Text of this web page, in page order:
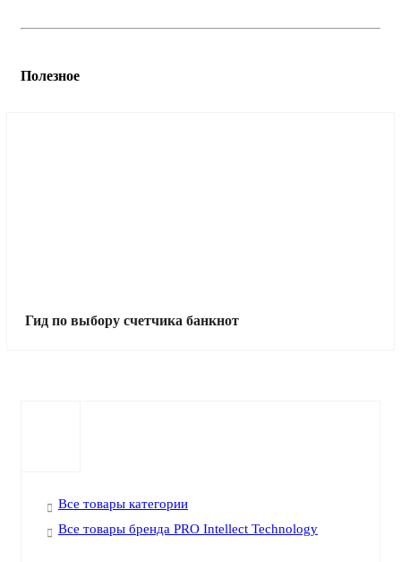
Полезное
Гид по выбору счетчика банкнот
Все товары категории
Все товары бренда PRO Intellect Technology